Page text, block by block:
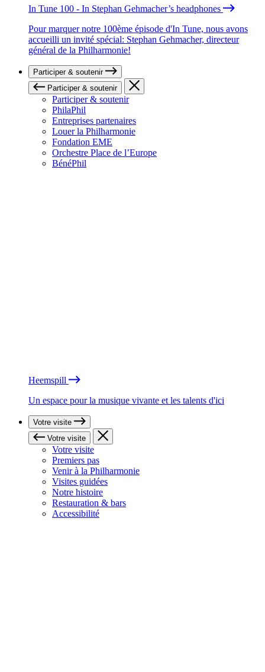
In Tune 100 - In Stephan Gehmacher’s headphones
Pour marquer notre 100ème épisode d'In Tune, nous avons
accueilli un invité spécial: Stephan Gehmacher, directeur
général de la Philharmonie!
Participer & soutenir
Participer & soutenir
Participer & soutenir
PhilaPhil
Entreprises partenaires
Louer la Philharmonie
Fondation EME
Orchestre Place de l’Europe
BénéPhil
Heemspill
Un espace pour la musique vivante et les talents d'ici
Votre visite
Votre visite
Votre visite
Premiers pas
Venir à la Philharmonie
Visites guidées
Notre histoire
Restauration & bars
Accessibilité